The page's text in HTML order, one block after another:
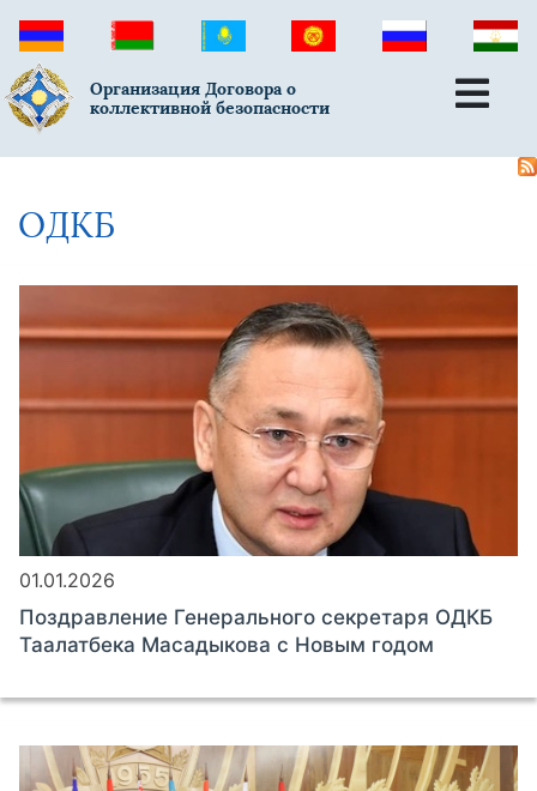
Организация Договора о
коллективной безопасности
ОДКБ
01.01.2026
Поздравление Генерального секретаря ОДКБ
Таалатбека Масадыкова с Новым годом